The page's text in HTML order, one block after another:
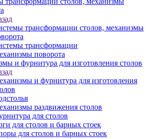
трансформации столов, механизмы
трансформации
поворота
и фурнитура для изготовления столов
и фурнитура для изготовления
раздвижения столов
для столов
для столов и барных стоек
для столов и барных стоек